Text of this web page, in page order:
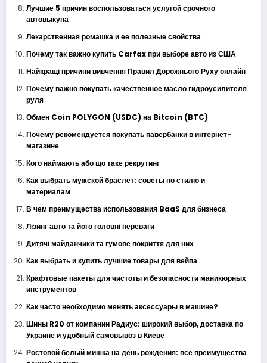
Лучшие 5 причин воспользоваться услугой срочного
автовыкупа
Лекарственная ромашка и ее полезные свойства
Почему так важно купить Carfax при выборе авто из США
Найкращі причини вивчення Правил Дорожнього Руху онлайн
Почему важно покупать качественное масло гидроусилителя
руля
Обмен Coin POLYGON (USDC) на Bitcoin (BTC)
Почему рекомендуется покупать павербанки в интернет-
магазине
Кого наймають або що таке рекрутинг
Как выбрать мужской браслет: советы по стилю и
материалам
В чем преимущества использования BaaS для бизнеса
Лізинг авто та його головні переваги
Дитячі майданчики та гумове покриття для них
Как выбрать и купить лучшие товары для вейпа
Крафтовые пакеты для чистоты и безопасности маникюрных
инструментов
Как часто необходимо менять аксессуары в машине?
Шины R20 от компании Радиус: широкий выбор, доставка по
Украине и удобный самовывоз в Киеве
Ростовой белый мишка на день рождения: все преимущества